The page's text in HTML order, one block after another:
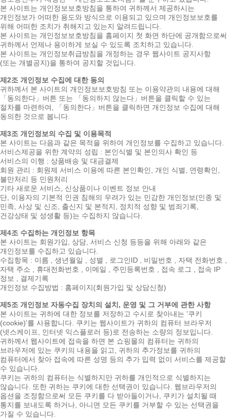
본 사이트는 개인정보보호방침을 통하여 귀하께서 제공하시는
개인정보가 어떠한 용도와 방식으로 이용되고 있으며 개인정보보호를
위해 어떠한 조치가 취해지고 있는지 알려드립니다.
본 사이트는 개인정보보호방침을 홈페이지 첫 화면 하단에 공개함으로써
귀하께서 언제나 용이하게 보실 수 있도록 조치하고 있습니다.
본 사이트는 개인정보취급방침을 개정하는 경우 웹사이트 공지사항
(또는 개별공지)을 통하여 공지할 것입니다.
제2조 개인정보 수집에 대한 동의
귀하께서 본 사이트의 개인정보보호방침 또는 이용약관의 내용에 대해
「동의한다」버튼 또는 「동의하지 않는다」버튼을 클릭할 수 있는
절차를 마련하여, 「동의한다」버튼을 클릭하면 개인정보 수집에 대해
동의한 것으로 봅니다.
제3조 개인정보의 수집 및 이용목적
본 사이트는 다음과 같은 목적을 위하여 개인정보를 수집하고 있습니다.
서비스제공을 위한 계약의 성립 : 본인식별 및 본인의사 확인 등
서비스의 이행 : 상품배송 및 대금결제
회원 관리 : 회원제 서비스 이용에 따른 본인확인, 개인 식별, 연령확인,
불만처리 등 민원처리
기타 새로운 서비스, 신상품이나 이벤트 정보 안내
단, 이용자의 기본적 인권 침해의 우려가 있는 민감한 개인정보(인종 및
민족, 사상 및 신조, 출신지 및 본적지, 정치적 성향 및 범죄기록,
건강상태 및 성생활 등)는 수집하지 않습니다.
제4조 수집하는 개인정보 항목
본 사이트는 회원가입, 상담, 서비스 신청 등등을 위해 아래와 같은
개인정보를 수집하고 있습니다.
수집항목 : 이름 , 생년월일 , 성별 , 로그인ID , 비밀번호 , 자택 전화번호 ,
자택 주소 , 휴대전화번호 , 이메일 , 주민등록번호 , 접속 로그 , 접속 IP
정보 , 결제기록
개인정보 수집방법 : 홈페이지(회원가입 및 상담신청)
제5조 개인정보 자동수집 장치의 설치, 운영 및 그 거부에 관한 사항
본 사이트는 귀하에 대한 정보를 저장하고 수시로 찾아내는 '쿠키
(cookie)'를 사용합니다. 쿠키는 웹사이트가 귀하의 컴퓨터 브라우저
(넷스케이프, 인터넷 익스플로러 등)로 전송하는 소량의 정보입니다.
귀하께서 웹사이트에 접속을 하면 본 쇼핑몰의 컴퓨터는 귀하의
브라우저에 있는 쿠키의 내용을 읽고, 귀하의 추가정보를 귀하의
컴퓨터에서 찾아 접속에 따른 성명 등의 추가 입력 없이 서비스를 제공할
수 있습니다.
쿠키는 귀하의 컴퓨터는 식별하지만 귀하를 개인적으로 식별하지는
않습니다. 또한 귀하는 쿠키에 대한 선택권이 있습니다. 웹브라우저의
옵션을 조정함으로써 모든 쿠키를 다 받아들이거나, 쿠키가 설치될 때
통지를 보내도록 하거나, 아니면 모든 쿠키를 거부할 수 있는 선택권을
가질 수 있습니다.